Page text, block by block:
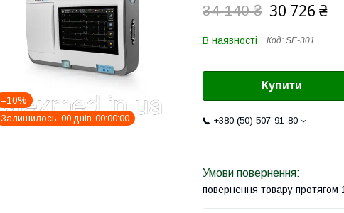
–10%
Залишилось 00 днів 00 00 00
34 140 ₴ 30 726 ₴
В наявності Код: SE-301
Купити
+380 (50) 507-91-80
повернення товару протягом